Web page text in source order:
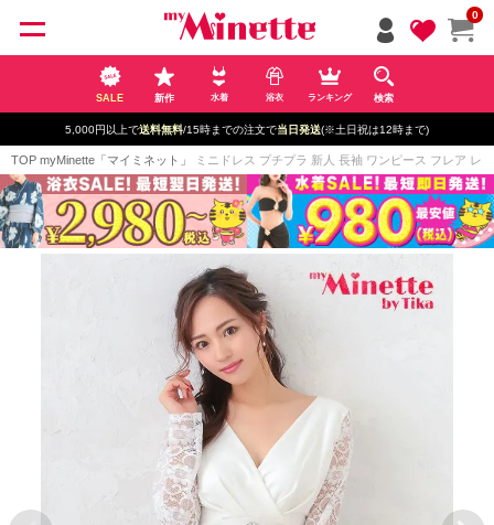
0
SALE 新作 水着 浴衣 ランキング 検索
5,000円以上で送料無料/15時までの注文で当日発送(※土日祝は12時まで)
TOP myMinette「マイミネット」 ミニドレス プチプラ 新人 長袖 ワンピース フレア レ
ペー
ジト
ップ